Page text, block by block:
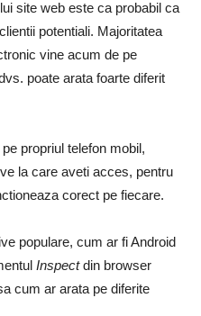
site web este ca probabil ca
potentiali. Majoritatea
vine acum de pe
poate arata foarte diferit
propriul telefon mobil,
la care aveti acces, pentru
corect pe fiecare.
populare, cum ar fi Android
Inspectdin browser
cum ar arata pe diferite